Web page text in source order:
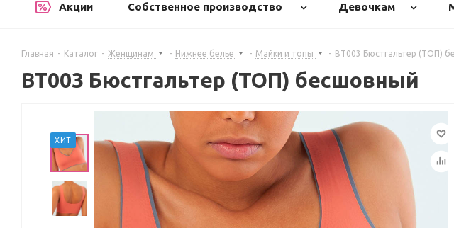
Акции Собственное производство Девочкам
Главная - Каталог - Женщинам - Нижнее белье - Майки и топы - BT003 Бюстгальтер (ТОП)
BT003 Бюстгальтер (ТОП) бесшовный
ХИТ